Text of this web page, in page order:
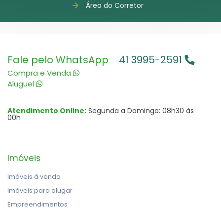
Área do Corretor
Fale pelo WhatsApp
Compra e Venda
Aluguel
41 3995-2591
Atendimento Online: Segunda a Domingo: 08h30 às
00h
Imóveis
Imóveis à venda
Imóveis para alugar
Empreendimentos